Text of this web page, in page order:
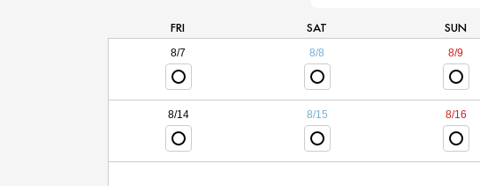
FRI SAT SUN
8/7 8/8 8/9
8/14 8/15 8/16